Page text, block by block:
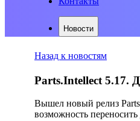
Новости
Назад к новостям
Parts.Intellect 5.17.
Вышел новый релиз
возможность